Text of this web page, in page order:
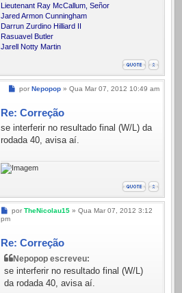
Lieutenant Ray McCallum, Señor
Jared Armon Cunningham
Darrun Zurdino Hilliard II
Rasuavel Butler
Jarell Notty Martin
Mensagem
por Nepopop » Qua Mar 07, 2012 10:49 am
Re: Correção
se interferir no resultado final (W/L) da
rodada 40, avisa aí.
Mensagem
por TheNicolau15» Qua Mar 07, 2012 3:12
pm
Re: Correção
Nepopop escreveu:
se interferir no resultado final (W/L)
da rodada 40, avisa aí.